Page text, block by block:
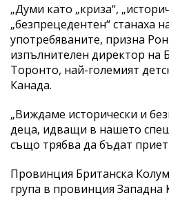
„Думи като „криза“,
„безпрецедентен“ станаха
употребяваните, призна
изпълнителен директор на
Торонто, най-големият
Канада.
„Виждаме исторически и
деца, идващи в нашето
също трябва да бъдат
Провинция Британска
група в провинция Западна